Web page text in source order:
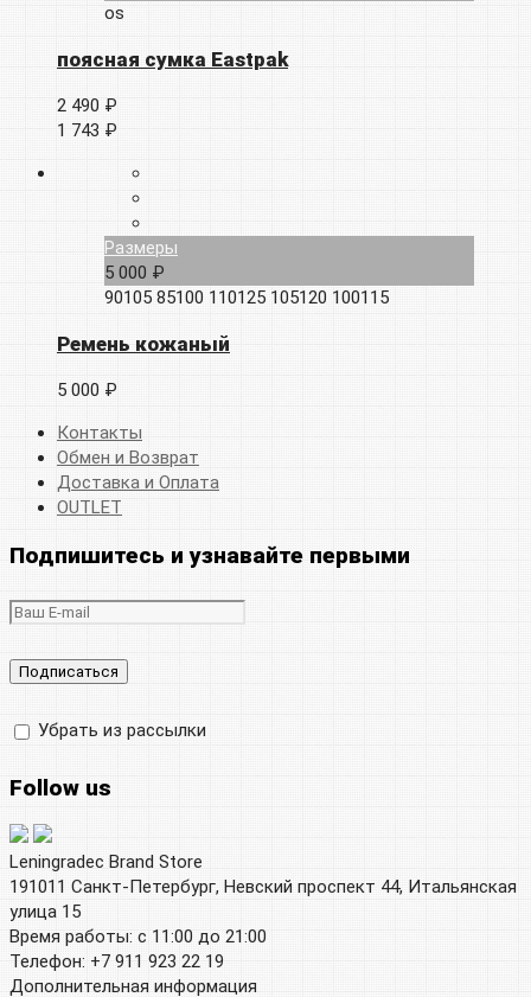
os
поясная сумка Eastpak
2 490 ₽
1 743 ₽
Размеры
5 000 ₽
90105 85100 110125 105120 100115
Ремень кожаный
5 000 ₽
Контакты
Обмен и Возврат
Доставка и Оплата
OUTLET
Подпишитесь и узнавайте первыми
Убрать из рассылки
Follow us
Leningradec Brand Store
191011 Санкт-Петербург, Невский проспект 44, Итальянская
улица 15
Время работы: с 11:00 до 21:00
Телефон: +7 911 923 22 19
Дополнительная информация